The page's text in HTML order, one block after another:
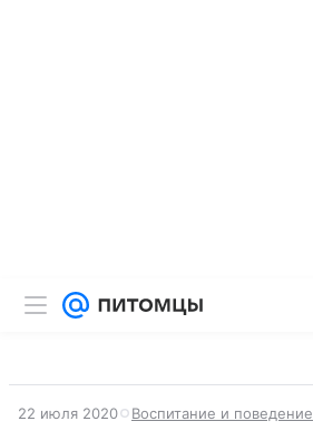
22 июля 2020 Воспитание и поведение